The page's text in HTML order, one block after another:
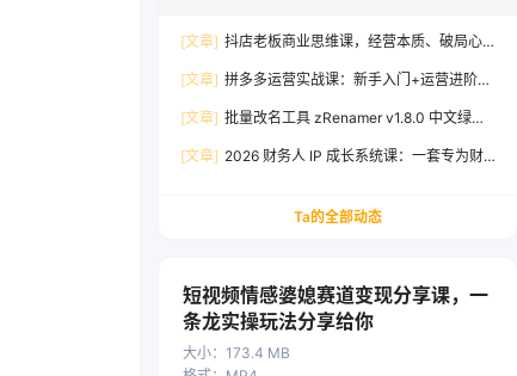
[文章] 抖店老板商业思维课，经营本质、破局心
增
[文章] 拼多多运营实战课：新手入门+运营进阶、
出百单
[文章] 批量改名工具 zRenamer v1.8.0 中文绿色
[文章] 2026 财务人 IP 成长系统课：一套专为财
Ta的全部动态
短视频情感婆媳赛道变现分享课，一
条龙实操玩法分享给你
大小： 173.4 MB